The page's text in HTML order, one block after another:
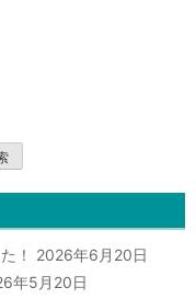
！
2026年6月20日
年5月20日